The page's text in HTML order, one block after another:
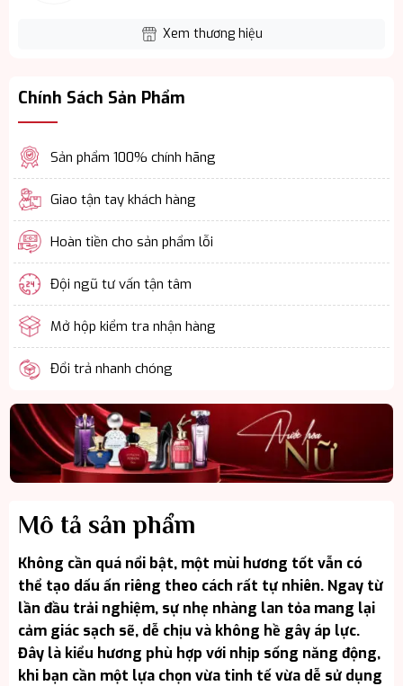
Xem thương hiệu
Chính Sách Sản Phẩm
Sản phẩm 100% chính hãng
Giao tận tay khách hàng
Hoàn tiền cho sản phẩm lỗi
Đội ngũ tư vấn tận tâm
Mở hộp kiểm tra nhận hàng
Đổi trả nhanh chóng
Mô tả sản phẩm
Không cần quá nổi bật, một mùi hương tốt vẫn có
thể tạo dấu ấn riêng theo cách rất tự nhiên. Ngay từ
lần đầu trải nghiệm, sự nhẹ nhàng lan tỏa mang lại
cảm giác sạch sẽ, dễ chịu và không hề gây áp lực.
Đây là kiểu hương phù hợp với nhịp sống năng động,
khi bạn cần một lựa chọn vừa tinh tế vừa dễ sử dụng